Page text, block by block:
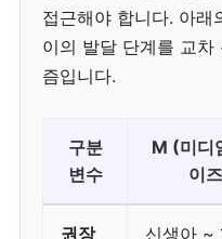
접근해야 합니다. 아
이의 발달 단계를 교차
즘입니다.
구분
변수
M (미디
이즈
권장 신생아 ~